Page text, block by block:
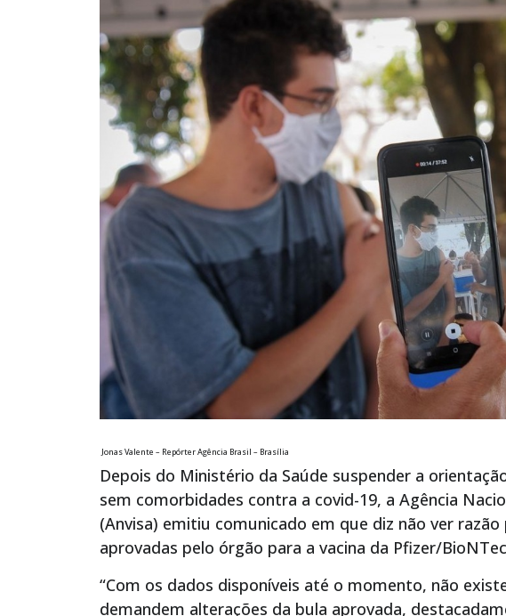
Jonas Valente – Repórter Agência Brasil – Brasília
Depois do Ministério da Saúde suspender a
sem comorbidades contra a covid-19, a Agência
(Anvisa) emitiu comunicado em que diz não ver
aprovadas pelo órgão para a vacina da Pfizer/
“Com os dados disponíveis até o momento, não
demandem alterações da bula aprovada,